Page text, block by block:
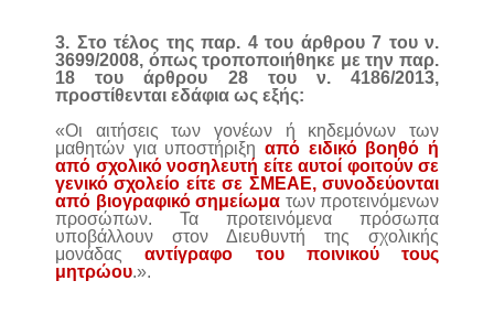
3. Στο τέλος της παρ. 4 του άρθρου 7 του ν.
3699/2008, όπως τροποποιήθηκε με την παρ.
18 του άρθρου 28 του ν. 4186/2013,
προστίθενται εδάφια ως εξής:
«Οι αιτήσεις των γονέων ή κηδεμόνων των
μαθητών για υποστήριξη από ειδικό βοηθό ή
από σχολικό νοσηλευτή είτε αυτοί φοιτούν σε
γενικό σχολείο είτε σε ΣΜΕΑΕ, συνοδεύονται
από βιογραφικό σημείωμα των προτεινόμενων
προσώπων. Τα προτεινόμενα πρόσωπα
υποβάλλουν στον Διευθυντή της σχολικής
μονάδαςαντίγραφο του ποινικού τους
μητρώου.».